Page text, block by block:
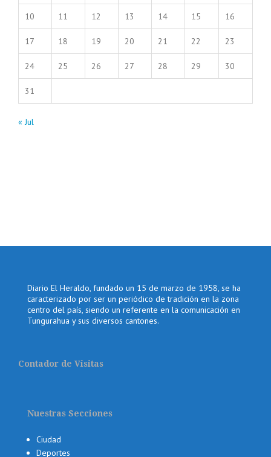
10 11 12 13 14 15 16
17 18 19 20 21 22 23
24 25 26 27 28 29 30
31
« Jul
Diario El Heraldo, fundado un 15 de marzo de 1958, se ha
caracterizado por ser un periódico de tradición en la zona
centro del país, siendo un referente en la comunicación en
Tungurahua y sus diversos cantones.
Contador de Visitas
Nuestras Secciones
Ciudad
Deportes